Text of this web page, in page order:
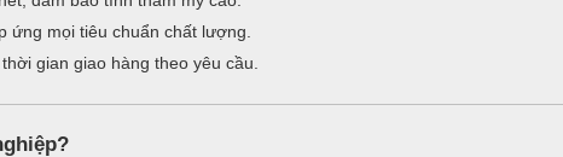
ứng mọi tiêu chuẩn chất lượng.
gian giao hàng theo yêu cầu.